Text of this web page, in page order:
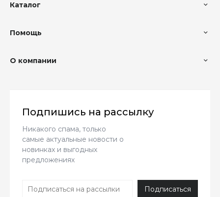
Каталог
Помощь
О компании
Подпишись на рассылку
Никакого спама, только
самые актуальные новости о
новинках и выгодных
предложениях